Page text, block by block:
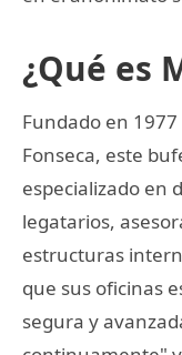
¿Qué es
Fundado en
Fonseca, este
especializado en
legatarios,
estructuras
que sus oficinas
segura y